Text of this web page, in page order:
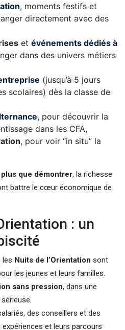
, moments festifs et
directement avec des
et événements dédiés à
dans des univers métiers
(jusqu’à 5 jours
scolaires) dès la classe de
, pour découvrir la
dans les CFA,
, pour voir “in situ” la
que démontrer, la richesse
battre le cœur économique de
: un
les Nuits de l’Orientation sont
les jeunes et leurs familles.
sans pression, dans une
des conseillers et des
et leurs parcours